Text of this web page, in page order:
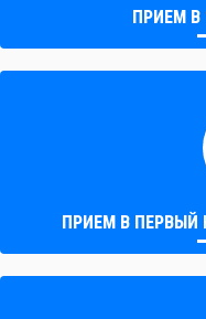
ПРИЕМ В
ПРИЕМ В ПЕРВЫЙ